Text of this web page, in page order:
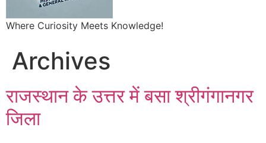
Where Curiosity Meets Knowledge!
Archives
राजस्थान के उत्तर में बसा श्रीगंगानगर
जिला